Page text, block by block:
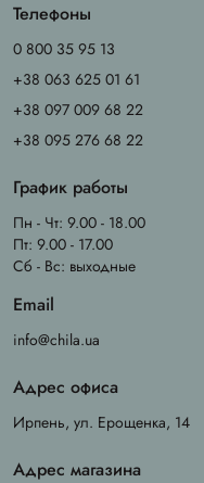
Телефоны
0 800 35 95 13
+38 063 625 01 61
+38 097 009 68 22
+38 095 276 68 22
График работы
Пн - Чт: 9.00 - 18.00
Пт: 9.00 - 17.00
Сб - Вс: выходные
Email
info@chila.ua
Адрес офиса
Ирпень, ул. Ерощенка, 14
Адрес магазина